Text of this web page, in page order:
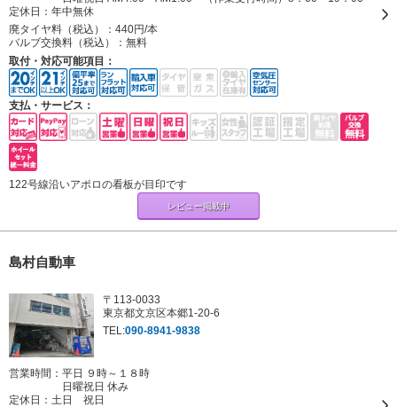
ド）が当店です。
定休日： 年中無休
廃タイヤ料（税込）： 440円/本
バルブ交換料（税込）： 無料
取付・対応可能項目：
支払・サービス：
122号線沿いアポロの看板が目印です
レビュー掲載中
島村自動車
〒113-0033
東京都文京区本郷1-20-6
TEL:090-8941-9838
営業時間：平日 ９時～１８時
日曜祝日 休み
定休日： 土日 祝日